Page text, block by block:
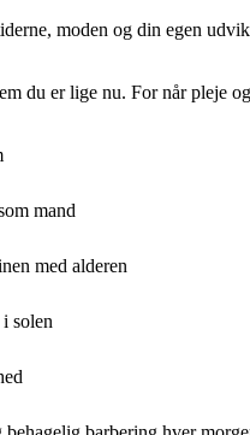
moden og din egen
du er lige nu. For når pleje
mand
med alderen
solen